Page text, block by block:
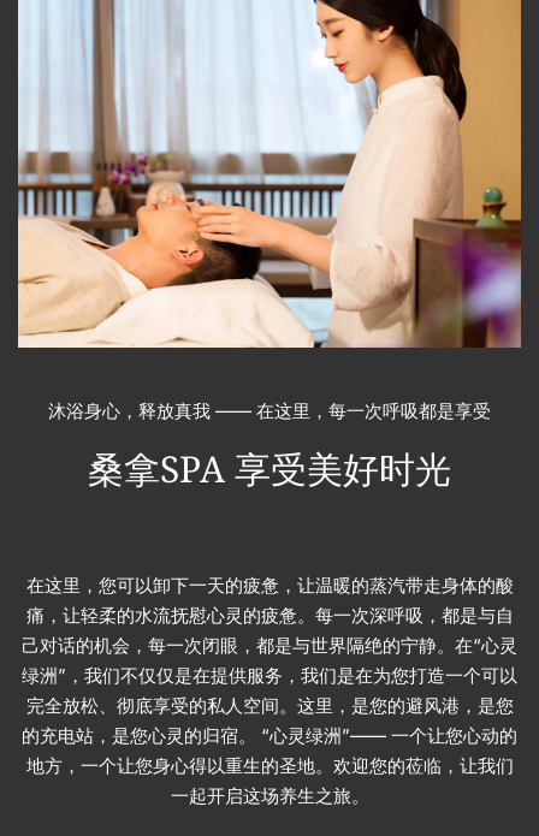
沐浴身心，释放真我 —— 在这里，每一次呼吸都是享受
桑拿SPA享受美好时光
在这里，您可以卸下一天的疲惫，让温暖的蒸汽带走身体的酸
痛，让轻柔的水流抚慰心灵的疲惫。每一次深呼吸，都是与自
己对话的机会，每一次闭眼，都是与世界隔绝的宁静。在“心灵
绿洲”，我们不仅仅是在提供服务，我们是在为您打造一个可以
完全放松、彻底享受的私人空间。这里，是您的避风港，是您
的充电站，是您心灵的归宿。 “心灵绿洲”—— 一个让您心动的
地方，一个让您身心得以重生的圣地。欢迎您的莅临，让我们
一起开启这场养生之旅。